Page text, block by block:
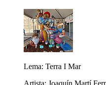
Lema: Terra I Mar
Artista: Joaquín Martí